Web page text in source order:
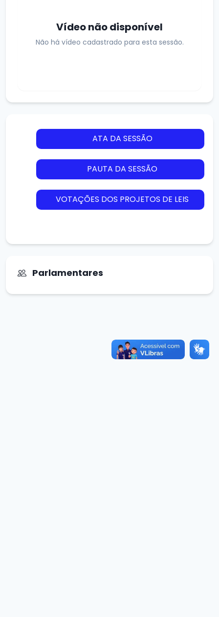
Vídeo não disponível
Não há vídeo cadastrado para esta sessão.
ATA DA SESSÃO
PAUTA DA SESSÃO
VOTAÇÕES DOS PROJETOS DE LEIS
Parlamentares